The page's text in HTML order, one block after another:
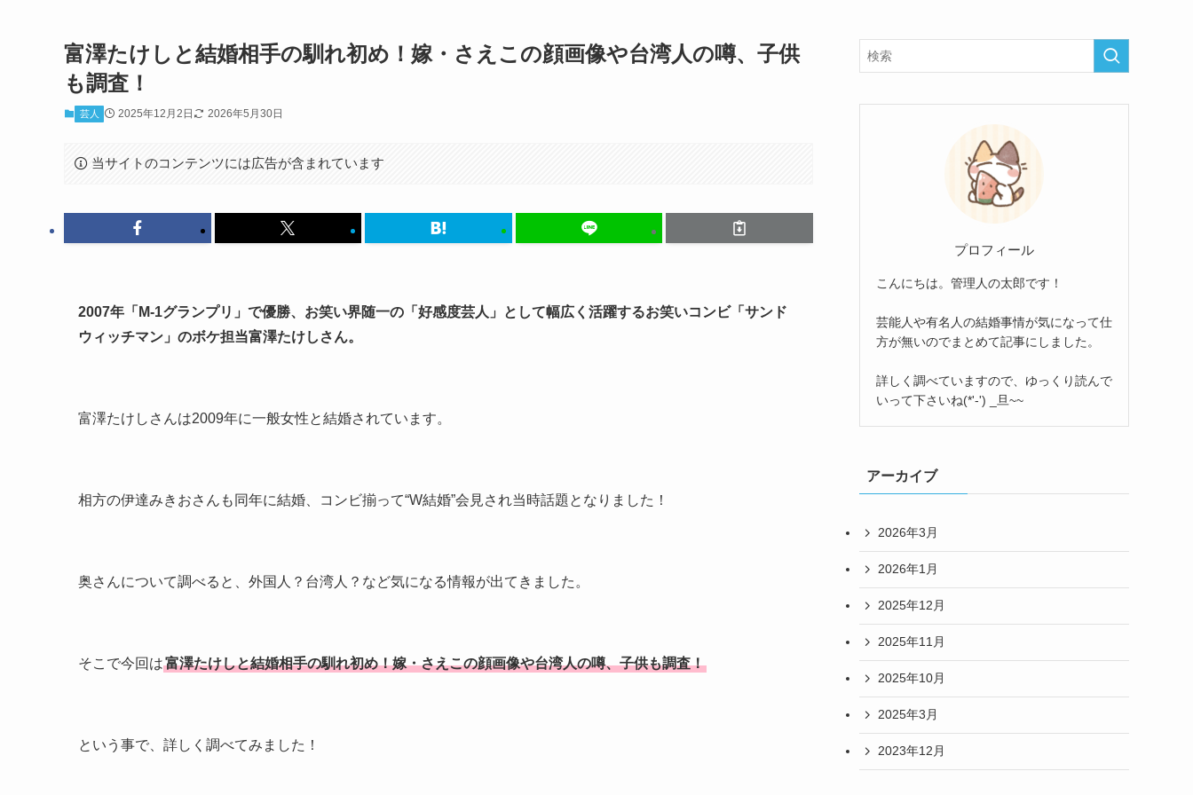
富澤たけしと結婚相手の馴れ初め！嫁・さえこの顔画像や台湾人の噂、子供
も調査！
芸人 2025年12月2日 2026年5月30日
当サイトのコンテンツには広告が含まれています
2007年「M-1グランプリ」で優勝、お笑い界随一の「好感度芸人」として幅広く活躍するお笑いコンビ「サンド
ウィッチマン」のボケ担当富澤たけしさん。
富澤たけしさんは2009年に一般女性と結婚されています。
相方の伊達みきおさんも同年に結婚、コンビ揃って“W結婚”会見され当時話題となりました！
奥さんについて調べると、外国人？台湾人？など気になる情報が出てきました。
そこで今回は富澤たけしと結婚相手の馴れ初め！嫁・さえこの顔画像や台湾人の噂、子供も調査！
という事で、詳しく調べてみました！
プロフィール
こんにちは。管理人の太郎です！
芸能人や有名人の結婚事情が気になって仕
方が無いのでまとめて記事にしました。
詳しく調べていますので、ゆっくり読んで
いって下さいね(*'-') _旦~~
アーカイブ
2026年3月
2026年1月
2025年12月
2025年11月
2025年10月
2025年3月
2023年12月